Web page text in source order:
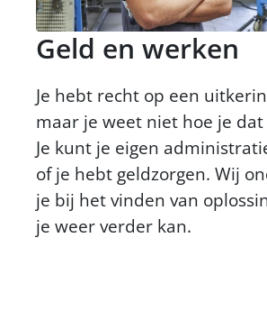
Geld en werken
Je hebt recht op een
maar je weet niet hoe je
Je kunt je eigen
of je hebt geldzorgen. Wij
je bij het vinden van
je weer verder kan.